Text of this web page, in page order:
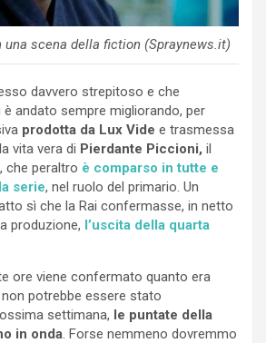
una scena della fiction (Spraynews.it)
davvero strepitoso e che
è andato sempre migliorando, per
prodotta da Lux Vide e trasmessa
vita vera di Pierdante Piccioni, il
che peraltro è comparso in tutte e
serie, nel ruolo del primario. Un
sì che la Rai confermasse, in netto
produzione, l’uscita della quarta
ore viene confermato quanto era
non potrebbe essere stato
settimana, le puntate della
in onda. Forse nemmeno dovremmo